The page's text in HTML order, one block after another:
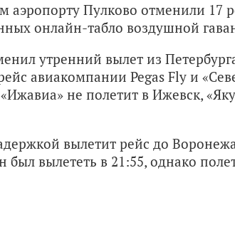
аэропорту Пулково отменили 17
онлайн-табло воздушной
утренний вылет из
авиакомпании Pegas Fly и
не полетит в Ижевск,
вылетит рейс до
был вылететь в 21:55, однако